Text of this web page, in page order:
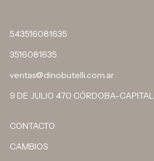
543516081635
3516081635
ventas@dinobutelli.com.ar
9 DE JULIO 470 CÓRDOBA-CAPITAL
CONTACTO
CAMBIOS